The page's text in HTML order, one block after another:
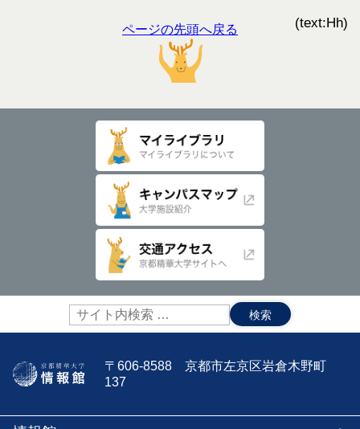
(text:Hh)
ページの先頭へ戻る
サ
イ
ト
検
索:
〒606-8588 京都市左京区岩倉木野町
137